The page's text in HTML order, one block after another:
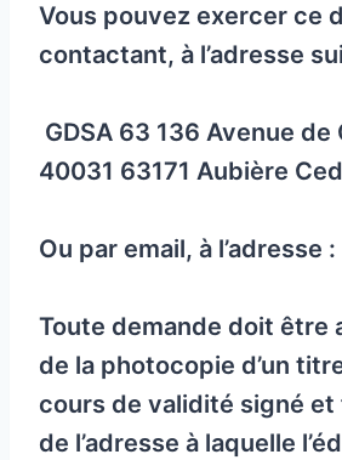
Vous pouvez exercer ce
contactant, à l’adresse
GDSA 63 136 Avenue de
40031 63171 Aubière
Ou par email, à l’adresse :
Toute demande doit être
de la photocopie d’un
cours de validité signé et
de l’adresse à laquelle